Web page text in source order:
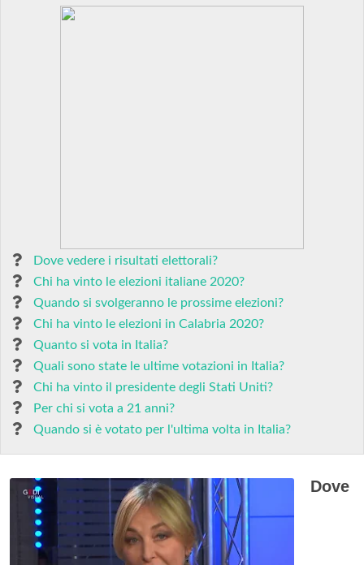
Dove vedere i risultati elettorali?
Chi ha vinto le elezioni italiane 2020?
Quando si svolgeranno le prossime elezioni?
Chi ha vinto le elezioni in Calabria 2020?
Quanto si vota in Italia?
Quali sono state le ultime votazioni in Italia?
Chi ha vinto il presidente degli Stati Uniti?
Per chi si vota a 21 anni?
Quando si è votato per l'ultima volta in Italia?
Dove